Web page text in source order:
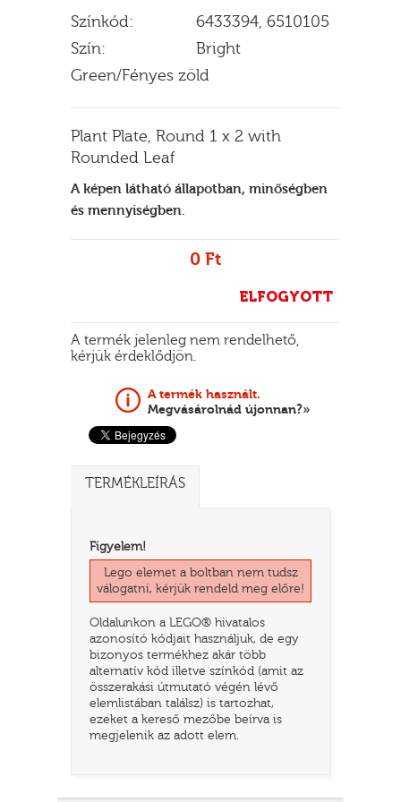
Színkód:
6433394, 6510105
Szín:
Bright
Green/Fényes zöld
Plant Plate, Round 1 x 2 with
Rounded Leaf
A képen látható állapotban, minőségben
és mennyiségben.
0 Ft
ELFOGYOTT
A termék jelenleg nem rendelhető,
kérjük érdeklődjön.
A termék használt.
Megvásárolnád újonnan?»
TERMÉKLEÍRÁS
Figyelem!
Lego elemet a boltban nem tudsz
válogatni, kérjük rendeld meg előre!
Oldalunkon a LEGO® hivatalos
azonosító kódjait használjuk, de egy
bizonyos termékhez akár több
alternatív kód illetve színkód (amit az
összerakási útmutató végén lévő
elemlistában találsz) is tartozhat,
ezeket a kereső mezőbe beírva is
megjelenik az adott elem.